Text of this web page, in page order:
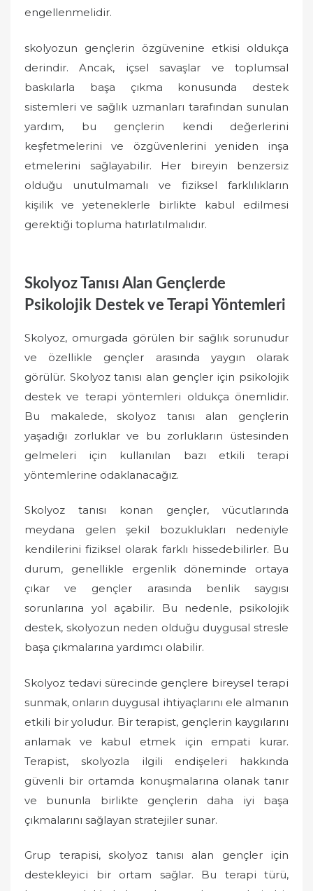
engellenmelidir.
skolyozun gençlerin özgüvenine etkisi oldukça
derindir. Ancak, içsel savaşlar ve toplumsal
baskılarla başa çıkma konusunda destek
sistemleri ve sağlık uzmanları tarafından sunulan
yardım, bu gençlerin kendi değerlerini
keşfetmelerini ve özgüvenlerini yeniden inşa
etmelerini sağlayabilir. Her bireyin benzersiz
olduğu unutulmamalı ve fiziksel farklılıkların
kişilik ve yeteneklerle birlikte kabul edilmesi
gerektiği topluma hatırlatılmalıdır.
Skolyoz Tanısı Alan Gençlerde
Psikolojik Destek ve Terapi Yöntemleri
Skolyoz, omurgada görülen bir sağlık sorunudur
ve özellikle gençler arasında yaygın olarak
görülür. Skolyoz tanısı alan gençler için psikolojik
destek ve terapi yöntemleri oldukça önemlidir.
Bu makalede, skolyoz tanısı alan gençlerin
yaşadığı zorluklar ve bu zorlukların üstesinden
gelmeleri için kullanılan bazı etkili terapi
yöntemlerine odaklanacağız.
Skolyoz tanısı konan gençler, vücutlarında
meydana gelen şekil bozuklukları nedeniyle
kendilerini fiziksel olarak farklı hissedebilirler. Bu
durum, genellikle ergenlik döneminde ortaya
çıkar ve gençler arasında benlik saygısı
sorunlarına yol açabilir. Bu nedenle, psikolojik
destek, skolyozun neden olduğu duygusal stresle
başa çıkmalarına yardımcı olabilir.
Skolyoz tedavi sürecinde gençlere bireysel terapi
sunmak, onların duygusal ihtiyaçlarını ele almanın
etkili bir yoludur. Bir terapist, gençlerin kaygılarını
anlamak ve kabul etmek için empati kurar.
Terapist, skolyozla ilgili endişeleri hakkında
güvenli bir ortamda konuşmalarına olanak tanır
ve bununla birlikte gençlerin daha iyi başa
çıkmalarını sağlayan stratejiler sunar.
Grup terapisi, skolyoz tanısı alan gençler için
destekleyici bir ortam sağlar. Bu terapi türü,